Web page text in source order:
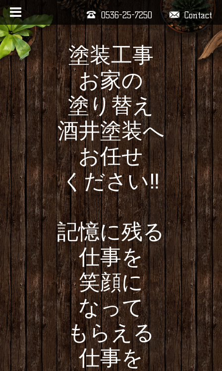
Contact
0536-25-7250
塗装工事
お家の
塗り替え
酒井塗装へ
お任せ
ください‼️
記憶に残る
仕事を
笑顔に
なって
もらえる
仕事を